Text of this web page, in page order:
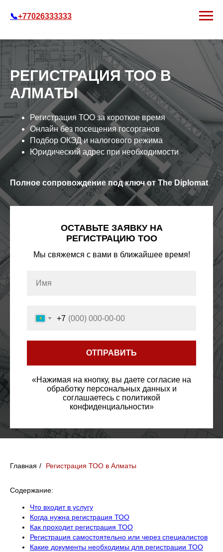
📞+77026333333
РЕГИСТРАЦИЯ ТОО В
АЛМАТЫ
Регистрация ТОО за короткое время
Онлайн без посещения госорганов
Подбор ОКЭД и налогового режима
Юридический адрес при необходимости
Полное сопровождение под ключ от The Diplomat
ОСТАВЬТЕ ЗАЯВКУ НА
РЕГИСТРАЦИЮ ТОО
Мы свяжемся с вами в ближайшее время!
+7
ОТПРАВИТЬ
«Нажимая на кнопку, вы даете согласие на
обработку персональных данных и
соглашаетесь c политикой
конфиденциальности»
Главная / Регистрация ТОО в Алматы
Содержание:
Что входит в услугу
Когда нужна регистрация ТОО
Как проходит регистрация ТОО
Регистрация самостоятельно или через специалистов
Какие документы необходимы для регистрации ТОО